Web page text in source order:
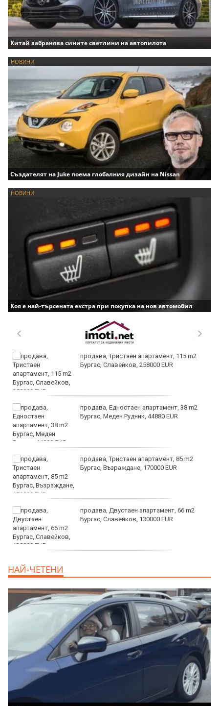
Китай забранява сините светлини на автопилота
НОВИНИ
Създателят на Juke поема глобалния дизайн на Nissan
НОВИНИ
Коя е най-търсената екстра при покупка на нов автомобил
продава, Тристаен апартамент, 115 m2
Бургас, Славейков, 258000 EUR
продава, Едностаен апартамент, 38 m2
Бургас, Меден Рудник, 44880 EUR
продава, Тристаен апартамент, 85 m2
Бургас, Възраждане, 170000 EUR
продава, Двустаен апартамент, 66 m2
Бургас, Славейков, 130000 EUR
НАЙ-ЧЕТЕНИ